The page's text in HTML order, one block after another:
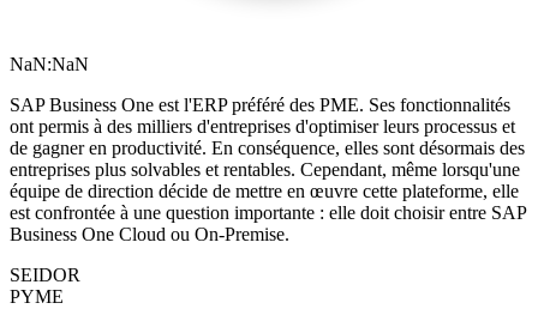
NaN:NaN
SAP Business One est l'ERP préféré des PME. Ses fonctionnalités
ont permis à des milliers d'entreprises d'optimiser leurs processus et
de gagner en productivité. En conséquence, elles sont désormais des
entreprises plus solvables et rentables. Cependant, même lorsqu'une
équipe de direction décide de mettre en œuvre cette plateforme, elle
est confrontée à une question importante : elle doit choisir entre SAP
Business One Cloud ou On-Premise.
SEIDOR
PYME